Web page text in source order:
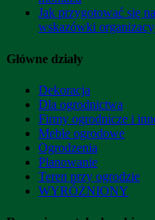
Jak przygotować się
wskazówki
Główne działy
Dekoracja
Dla ogrodnictwa
Firmy ogrodnicze i
Meble ogrodowe
Ogrodzenia
Planowanie
Teren przy ogrodzie
WYRÓŻNIONY